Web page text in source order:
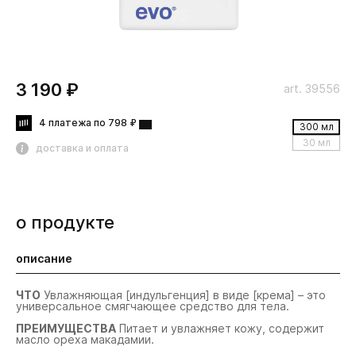
art. 39556
30 мл
300 мл
3 190 ₽
4 платежа по 798 ₽
доставка и оплата
о продукте
описание
ЧТО Увлажняющая [индульгенция] в виде [крема] – это
универсальное смягчающее средство для тела.
ПРЕИМУЩЕСТВА Питает и увлажняет кожу, содержит
масло ореха макадамии.